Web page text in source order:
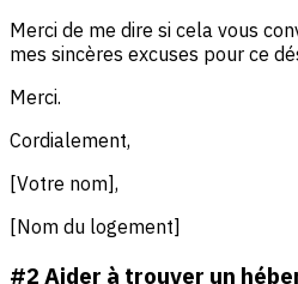
Merci de me dire si cela vous
mes sincères excuses pour ce
Merci.
Cordialement,
[Votre nom],
[Nom du logement]
#2 Aider à trouver un